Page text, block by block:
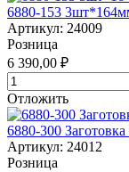
6880-153
Артикул: 24009
Розница
6 390,00 ₽
Отложить
6880-300
Артикул: 24012
Розница